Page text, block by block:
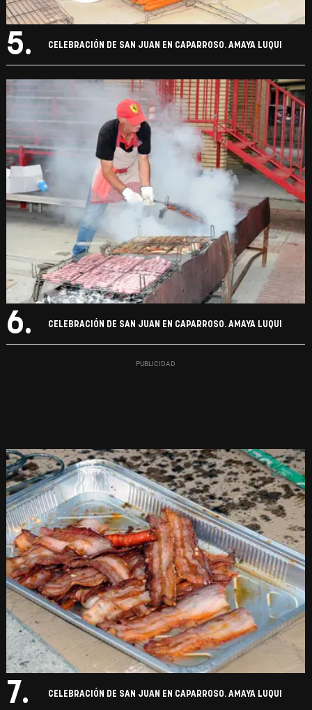
5. CELEBRACIÓN DE SAN JUAN EN CAPARROSO. AMAYA LUQUI
6. CELEBRACIÓN DE SAN JUAN EN CAPARROSO. AMAYA LUQUI
7. CELEBRACIÓN DE SAN JUAN EN CAPARROSO. AMAYA LUQUI